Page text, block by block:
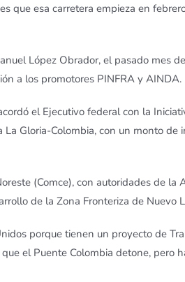
que esa carretera empieza en
López Obrador, el pasado mes
a los promotores PINFRA y AINDA.
el Ejecutivo federal con la
Gloria-Colombia, con un monto de
(Comce), con autoridades de la
de la Zona Fronteriza de Nuevo
porque tienen un proyecto de
el Puente Colombia detone, pero